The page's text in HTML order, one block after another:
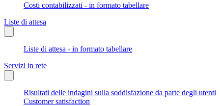
Costi contabilizzati - in formato tabellare
Liste di attesa
Liste di attesa - in formato tabellare
Servizi in rete
Risultati delle indagini sulla soddisfazione da parte degli utenti
Customer satisfaction